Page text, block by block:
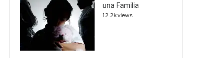
una Familia
12.2k views